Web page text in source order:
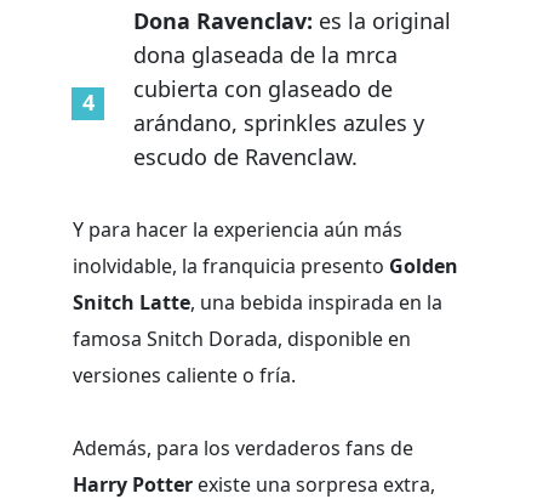
Dona Ravenclav: es la original
dona glaseada de la mrca
cubierta con glaseado de
arándano, sprinkles azules y
escudo de Ravenclaw.
Y para hacer la experiencia aún más
inolvidable, la franquicia presento Golden
Snitch Latte, una bebida inspirada en la
famosa Snitch Dorada, disponible en
versiones caliente o fría.
Además, para los verdaderos fans de
Harry Potter existe una sorpresa extra,